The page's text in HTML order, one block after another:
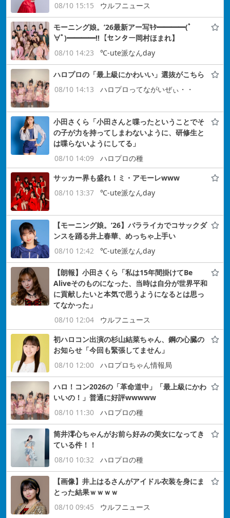
08/10 15:15 ウルフニュース
モーニング娘。’26最新アー写ｷﾀ━━━━(ﾟ
∀ﾟ)━━━━!!【センター岡村ほまれ】
08/10 14:23
℃-ute派なんday
ハロプロの「最上級にかわいい」選抜がこちら
08/10 14:13
ハロプロってながいぜぃ・・
小田さくら「小田さんと喋ったということでそ
の子が力を持ってしまわないように、研修生と
は喋らないようにしてる」
08/10 14:09
ハロプロの種
サッカー界も盛れ！ミ・アモーレwww
08/10 13:37
℃-ute派なんday
【モーニング娘。’26】バラライカでコサックダ
ンスを踊る井上春華、めっちゃ上手い
08/10 12:42
℃-ute派なんday
【朗報】小田さくら「私は15年間掛けてBe
Aliveそのものになった、当時は自分が世界平和
に貢献したいと本気で思うようになるとは思っ
てなかった」
08/10 12:04
ウルフニュース
初ハロコン出演の杉山結菜ちゃん、鋼の心臓の
お知らせ「今回も緊張してません」
08/10 12:00
ハロプロちゃん情報局
ハロ！コン2026の「革命道中」「最上級にかわ
いいの！」普通に好評wwwww
08/10 11:30
ハロプロの種
筒井澪心ちゃんがお前ら好みの美女になってき
ている件！！
08/10 10:32
ハロプロの種
【画像】井上はるさんがアイドル衣装を身にま
とった結果ｗｗｗｗ
08/10 09:45
ウルフニュース